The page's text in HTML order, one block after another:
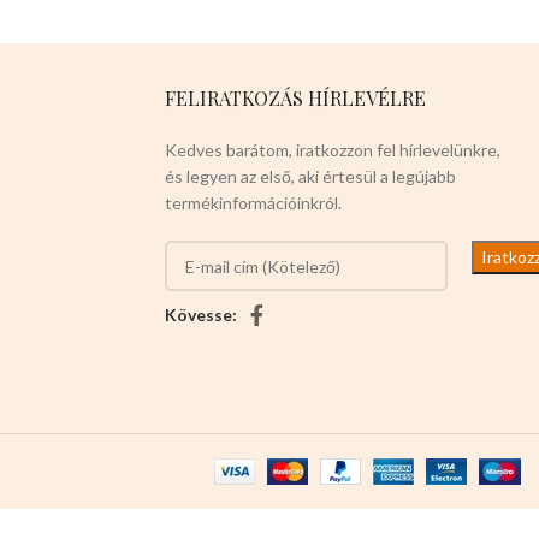
utcán.Télen megvéd a
rugalmas,nyáron szellőző
a termék tökéletes a
házikedvencek számára.
Javasolt testtömeg:4-7kg
SÖTÉTBARNA -VILÁGOS
KÉK -SÖTÉT KÉK -PIROS -
FELIRATKOZÁS HÍRLEVÉLRE
Kedves barátom, iratkozzon fel hírlevelünkre,
és legyen az első, aki értesül a legújabb
termékinformációinkról.
Kövesse: